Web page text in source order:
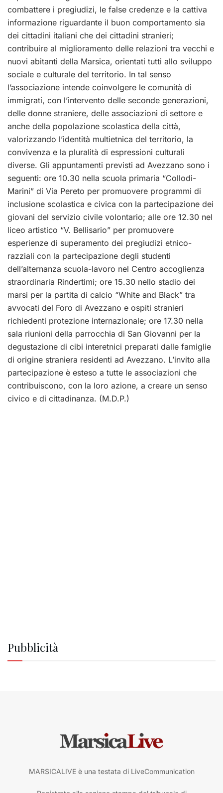
combattere i pregiudizi, le false credenze e la cattiva
informazione riguardante il buon comportamento sia
dei cittadini italiani che dei cittadini stranieri;
contribuire al miglioramento delle relazioni tra vecchi e
nuovi abitanti della Marsica, orientati tutti allo sviluppo
sociale e culturale del territorio. In tal senso
l’associazione intende coinvolgere le comunità di
immigrati, con l’intervento delle seconde generazioni,
delle donne straniere, delle associazioni di settore e
anche della popolazione scolastica della città,
valorizzando l’identità multietnica del territorio, la
convivenza e la pluralità di espressioni culturali
diverse. Gli appuntamenti previsti ad Avezzano sono i
seguenti: ore 10.30 nella scuola primaria “Collodi-
Marini” di Via Pereto per promuovere programmi di
inclusione scolastica e civica con la partecipazione dei
giovani del servizio civile volontario; alle ore 12.30 nel
liceo artistico “V. Bellisario” per promuovere
esperienze di superamento dei pregiudizi etnico-
razziali con la partecipazione degli studenti
dell’alternanza scuola-lavoro nel Centro accoglienza
straordinaria Rindertimi; ore 15.30 nello stadio dei
marsi per la partita di calcio “White and Black” tra
avvocati del Foro di Avezzano e ospiti stranieri
richiedenti protezione internazionale; ore 17.30 nella
sala riunioni della parrocchia di San Giovanni per la
degustazione di cibi interetnici preparati dalle famiglie
di origine straniera residenti ad Avezzano. L’invito alla
partecipazione è esteso a tutte le associazioni che
contribuiscono, con la loro azione, a creare un senso
civico e di cittadinanza. (M.D.P.)
Pubblicità
MARSICALIVE è una testata di LiveCommunication